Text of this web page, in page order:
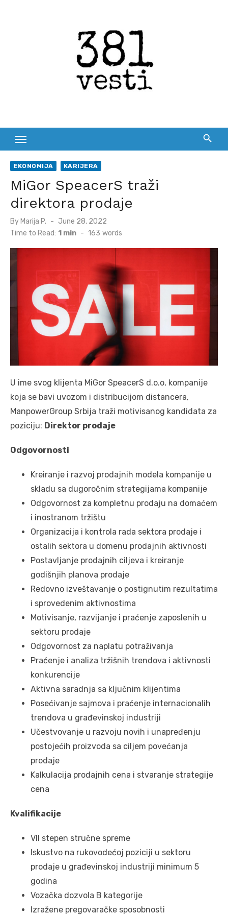
EKONOMIJA KARIJERA
MiGor SpeacerS traži
direktora prodaje
By Marija P.
Posted
on
June 28, 2022
Time to Read: 1 min - 163 words
U ime svog klijenta MiGor SpeacerS d.o.o, kompanije
koja se bavi uvozom i distribucijom distancera,
ManpowerGroup Srbija traži motivisanog kandidata za
poziciju: Direktor prodaje
Odgovornosti
Kreiranje i razvoj prodajnih modela kompanije u
skladu sa dugoročnim strategijama kompanije
Odgovornost za kompletnu prodaju na domaćem
i inostranom tržištu
Organizacija i kontrola rada sektora prodaje i
ostalih sektora u domenu prodajnih aktivnosti
Postavljanje prodajnih ciljeva i kreiranje
godišnjih planova prodaje
Redovno izveštavanje o postignutim rezultatima
i sprovedenim aktivnostima
Motivisanje, razvijanje i praćenje zaposlenih u
sektoru prodaje
Odgovornost za naplatu potraživanja
Praćenje i analiza tržišnih trendova i aktivnosti
konkurencije
Aktivna saradnja sa ključnim klijentima
Posećivanje sajmova i praćenje internacionalih
trendova u građevinskoj industriji
Učestvovanje u razvoju novih i unapređenju
postojećih proizvoda sa ciljem povećanja
prodaje
Kalkulacija prodajnih cena i stvaranje strategije
cena
Kvalifikacije
VII stepen stručne spreme
Iskustvo na rukovodećoj poziciji u sektoru
prodaje u građevinskoj industriji minimum 5
godina
Vozačka dozvola B kategorije
Izražene pregovaračke sposobnosti